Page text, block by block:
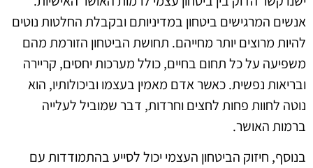
אנשים המרגישים ביטחון במדיניותם ובקבלת החלטות נוטים
להיות מרוצים יותר מחייהם. תחושת הביטחון הזורמת מהם
משפיעה על כל תחום בחיים, כולל מערכות יחסים, קריירה
ובריאות נפשית. כאשר אדם מאמין בעצמו וביכולותיו, הוא
נוטה לחוות פחות לחצים וחרדות, דבר שמוביל לעלייה
ברמות האושר.
בנוסף, חיזוק הביטחון העצמי יכול לסייע בהתמודדות עם